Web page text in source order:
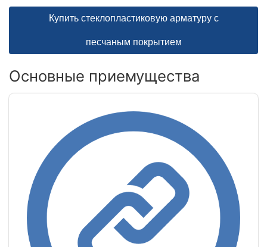
Купить стеклопластиковую арматуру с
песчаным покрытием
Основные приемущества